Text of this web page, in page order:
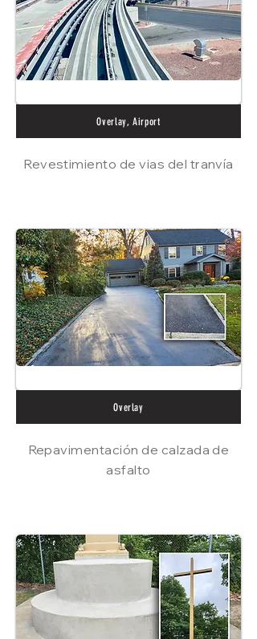
Overlay, Airport
Revestimiento de vias del tranvía
Overlay
Repavimentación de calzada de
asfalto